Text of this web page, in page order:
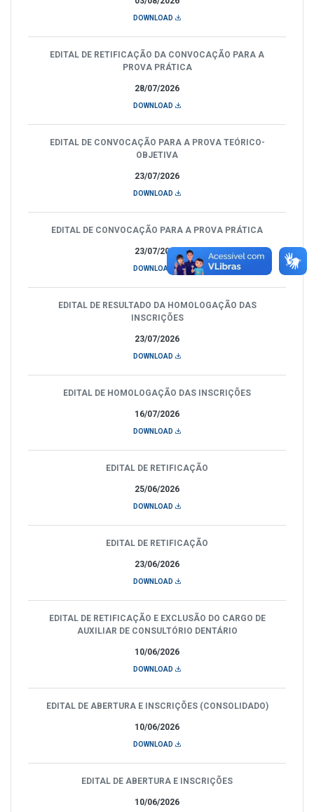
DOWNLOAD
28/07/2026
EDITAL DE RETIFICAÇÃO DA CONVOCAÇÃO PARA A
PROVA PRÁTICA
DOWNLOAD
23/07/2026
EDITAL DE CONVOCAÇÃO PARA A PROVA TEÓRICO-
OBJETIVA
DOWNLOAD
23/07/2026
EDITAL DE CONVOCAÇÃO PARA A PROVA PRÁTICA
DOWNLOAD
23/07/2026
EDITAL DE RESULTADO DA HOMOLOGAÇÃO DAS
INSCRIÇÕES
DOWNLOAD
16/07/2026
EDITAL DE HOMOLOGAÇÃO DAS INSCRIÇÕES
DOWNLOAD
25/06/2026
EDITAL DE RETIFICAÇÃO
DOWNLOAD
23/06/2026
EDITAL DE RETIFICAÇÃO
DOWNLOAD
10/06/2026
EDITAL DE RETIFICAÇÃO E EXCLUSÃO DO CARGO DE
AUXILIAR DE CONSULTÓRIO DENTÁRIO
DOWNLOAD
10/06/2026
EDITAL DE ABERTURA E INSCRIÇÕES (CONSOLIDADO)
DOWNLOAD
10/06/2026
EDITAL DE ABERTURA E INSCRIÇÕES